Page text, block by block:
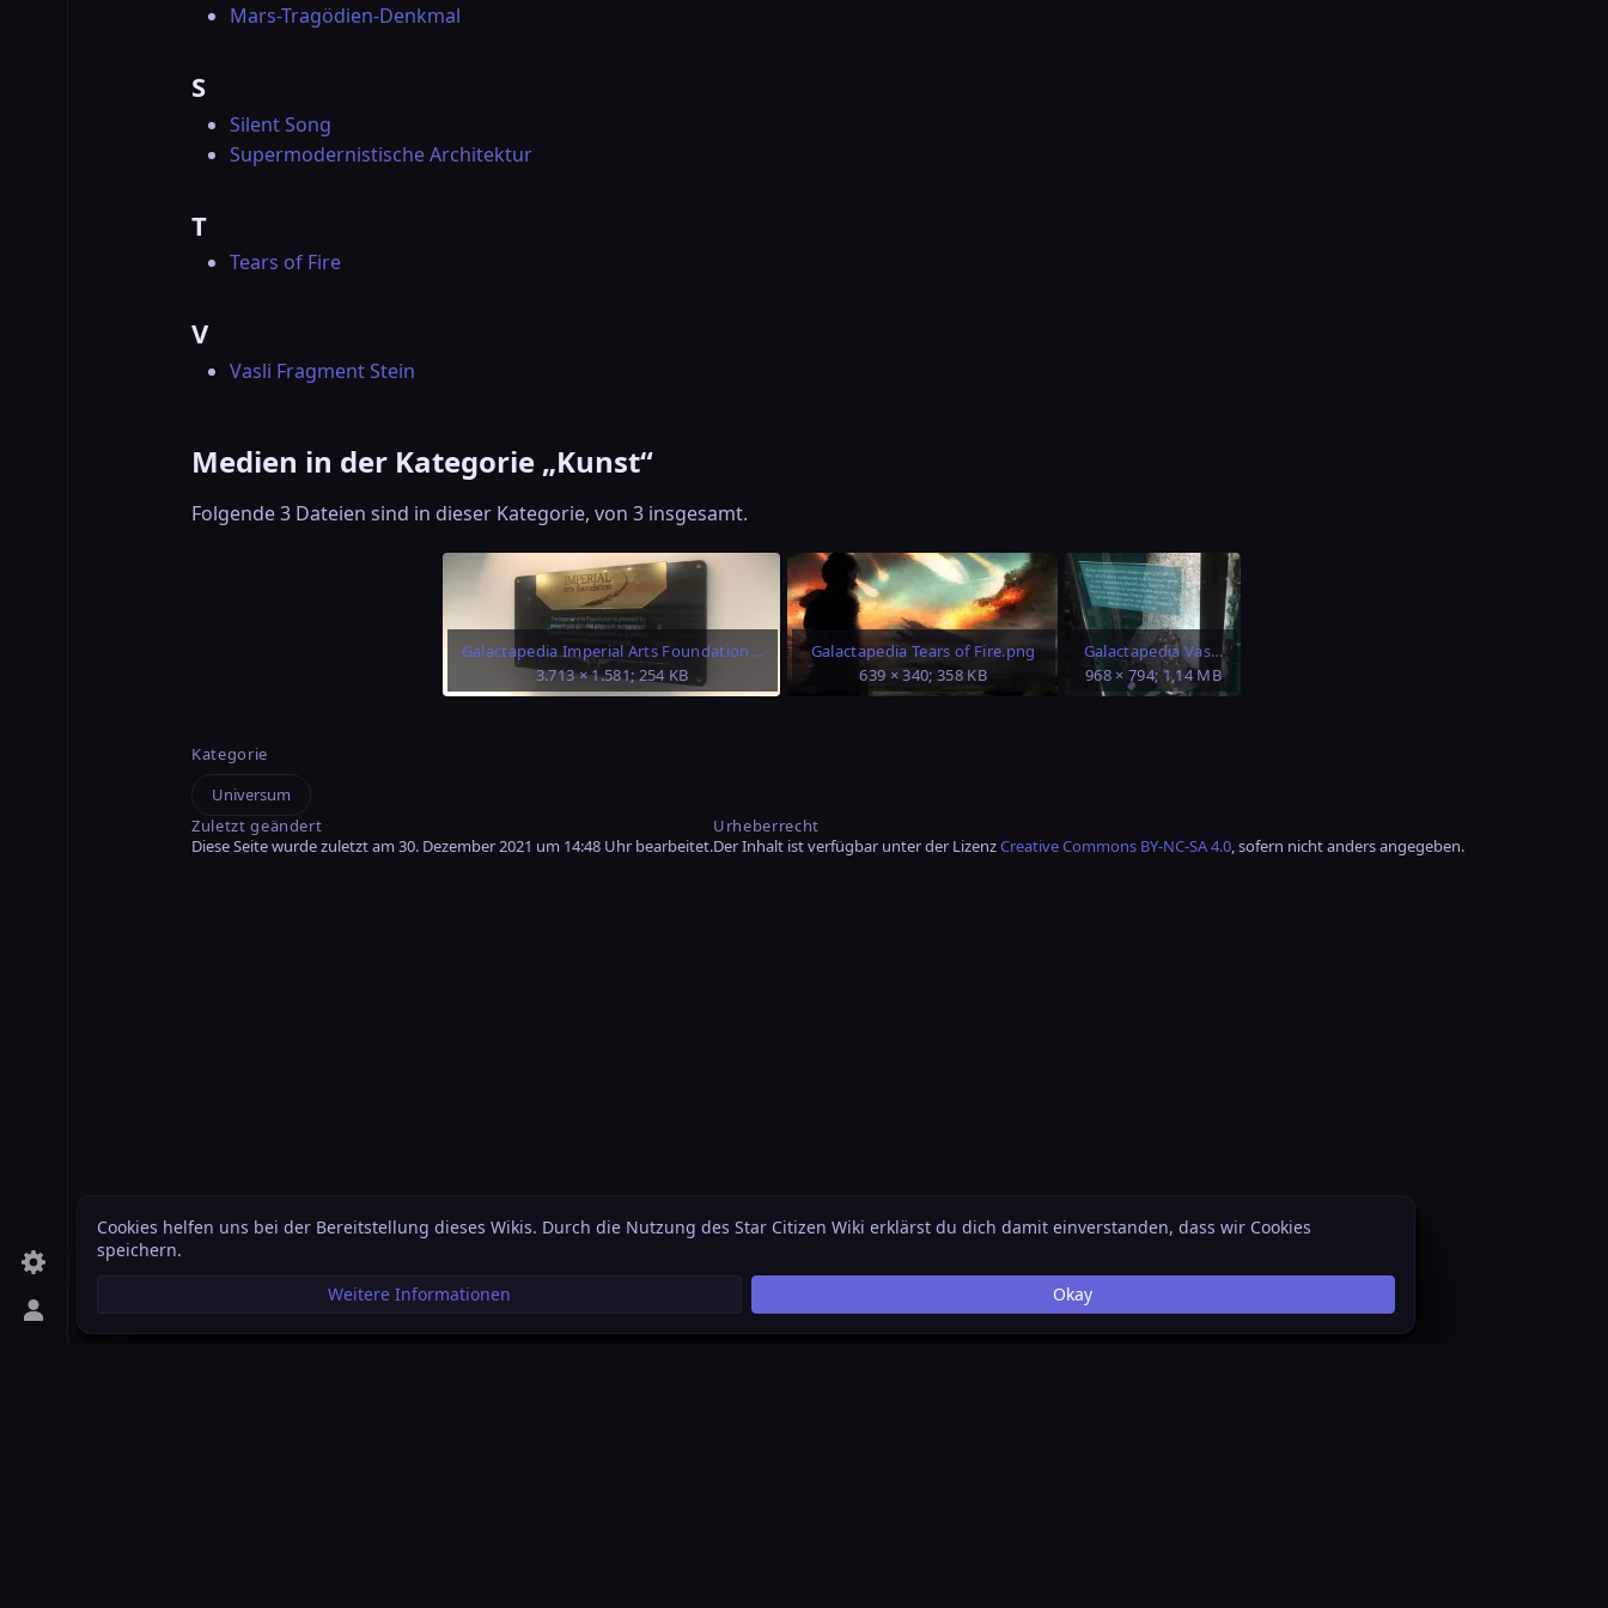
Persönliches Menü aufrufen
Mars-Tragödien-Denkmal
S
Silent Song
Supermodernistische Architektur
T
Tears of Fire
V
Vasli Fragment Stein
Medien in der Kategorie „Kunst“
Folgende 3 Dateien sind in dieser Kategorie, von 3 insgesamt.
Galactapedia Imperial Arts Foundation.jpg
3.713 × 1.581; 254 KB
Galactapedia Tears of Fire.png
639 × 340; 358 KB
Galactapedia Vasli Fragment Stone.png
968 × 794; 1,14 MB
Kategorie
Universum
Zuletzt geändert
Diese Seite wurde zuletzt am 30. Dezember 2021 um 14:48 Uhr bearbeitet.
Urheberrecht
Der Inhalt ist verfügbar unter der LizenzCreative Commons BY-NC-SA 4.0 , sofern nicht anders angegeben.
Cookies helfen uns bei der Bereitstellung dieses Wikis. Durch die Nutzung des Star Citizen Wiki erklärst du dich damit einverstanden, dass wir Cookies
speichern.
Weitere Informationen
Okay